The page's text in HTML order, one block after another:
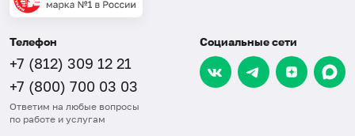
Телефон
+7 (812) 309 12 21
+7 (800) 700 03 03
Ответим на любые вопросы
по работе и услугам
Социальные сети